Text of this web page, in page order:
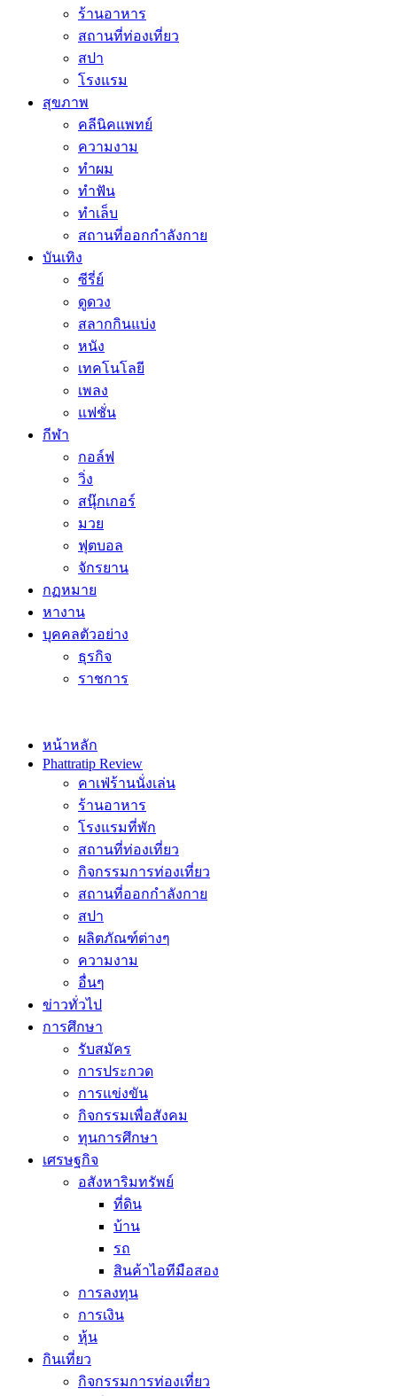
ร้านอาหาร
สถานที่ท่องเที่ยว
สปา
โรงแรม
สุขภาพ
คลีนิคแพทย์
ความงาม
ทำผม
ทำฟัน
ทำเล็บ
สถานที่ออกกำลังกาย
บันเทิง
ซีรี่ย์
ดูดวง
สลากกินแบ่ง
หนัง
เทคโนโลยี
เพลง
แฟชั่น
กีฬา
กอล์ฟ
วิ่ง
สนุ๊กเกอร์
มวย
ฟุตบอล
จักรยาน
กฏหมาย
หางาน
บุคคลตัวอย่าง
ธุรกิจ
ราชการ
หน้าหลัก
Phattratip Review
คาเฟ่ร้านนั่งเล่น
ร้านอาหาร
โรงแรมที่พัก
สถานที่ท่องเที่ยว
กิจกรรมการท่องเที่ยว
สถานที่ออกกำลังกาย
สปา
ผลิตภัณฑ์ต่างๆ
ความงาม
อื่นๆ
ข่าวทั่วไป
การศึกษา
รับสมัคร
การประกวด
การแข่งขัน
กิจกรรมเพื่อสังคม
ทุนการศึกษา
เศรษฐกิจ
อสังหาริมทรัพย์
ที่ดิน
บ้าน
รถ
สินค้าไอทีมือสอง
การลงทุน
การเงิน
หุ้น
กินเที่ยว
กิจกรรมการท่องเที่ยว